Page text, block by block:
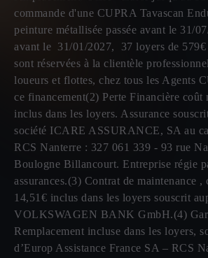
commande d'une CUPRA Tavascan
peinture métallisée passée avant le 31/
avant le 31/01/2027, 37 loyers de
sont réservées à la clientèle
loueurs et flottes, chez tous les Agents
ce financement(2) Perte Financière coût
inclus dans les loyers. Assurance
société ICARE ASSURANCE, SA au
RCS Nanterre : 327 061 339 - 93 rue
Boulogne Billancourt. Entreprise régie
assurances.(3) Contrat de maintenance ,
14,51€ inclus dans les loyers souscrit
VOLKSWAGEN BANK GmbH.(4)
Remplacement incluse dans les loyers,
d’Europ Assistance France SA – RCS